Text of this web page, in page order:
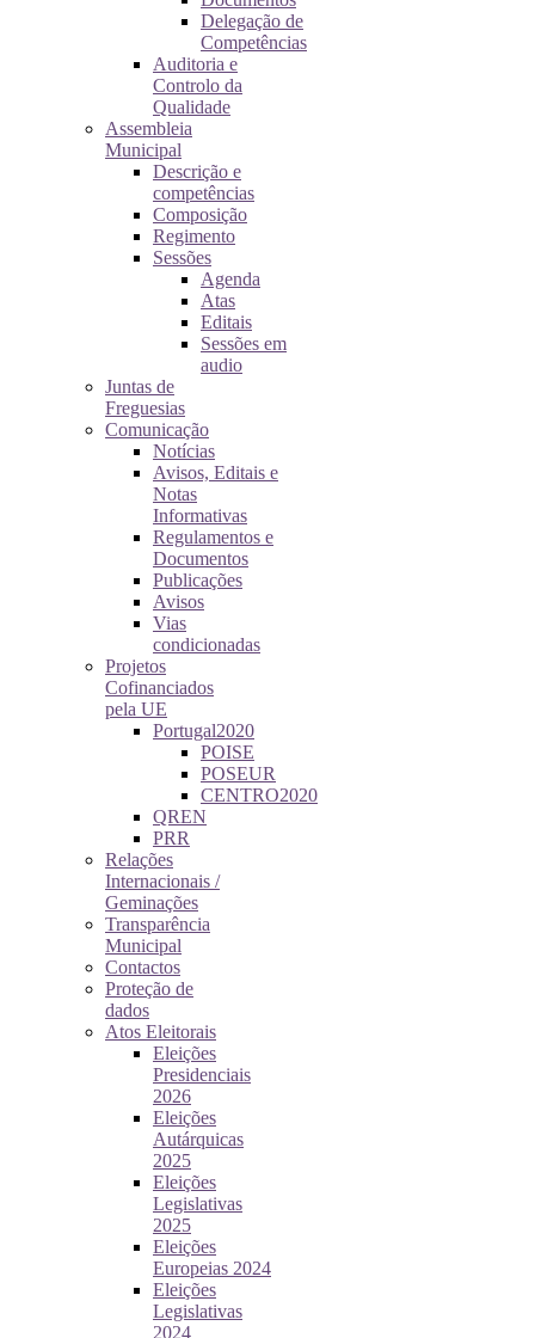
Delegação de
Competências
Auditoria e
Controlo da
Qualidade
Assembleia
Municipal
Descrição e
competências
Composição
Regimento
Sessões
Agenda
Atas
Editais
Sessões em
audio
Juntas de
Freguesias
Comunicação
Notícias
Avisos, Editais e
Notas
Informativas
Regulamentos e
Documentos
Publicações
Avisos
Vias
condicionadas
Projetos
Cofinanciados
pela UE
Portugal2020
POISE
POSEUR
CENTRO2020
QREN
PRR
Relações
Internacionais /
Geminações
Transparência
Municipal
Contactos
Proteção de
dados
Atos Eleitorais
Eleições
Presidenciais
2026
Eleições
Autárquicas
2025
Eleições
Legislativas
2025
Eleições
Europeias 2024
Eleições
Legislativas
2024